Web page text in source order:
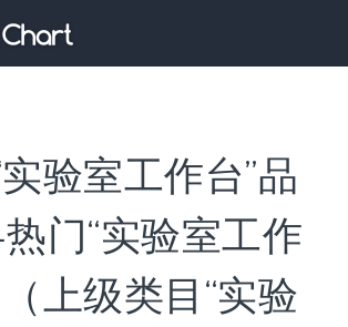
验室工作台”品
门“实验室工作
上级类目“实验